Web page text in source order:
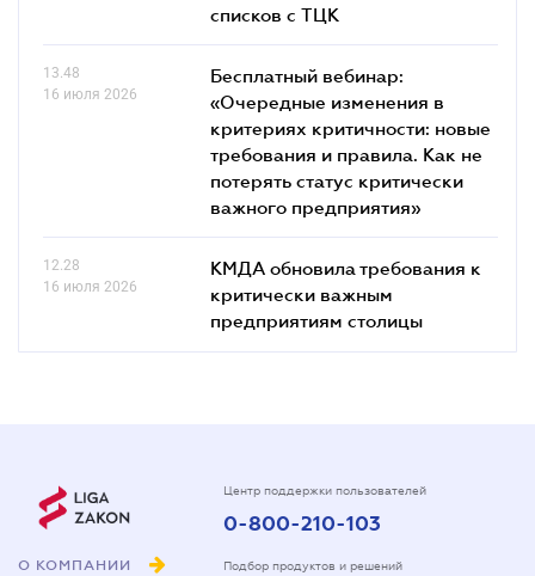
списков c ТЦК
13.48
16 июля 2026
Бесплатный вебинар:
«Очередные изменения в
критериях критичности: новые
требования и правила. Как не
потерять статус критически
важного предприятия»
12.28
16 июля 2026
КМДА обновила требования к
критически важным
предприятиям столицы
О КОМПАНИИ
Центр поддержки пользователей
0-800-210-103
Подбор продуктов и решений